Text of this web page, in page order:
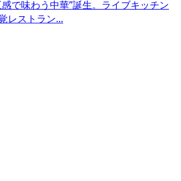
で味わう中華”誕生。ライブキッチン
レストラン...